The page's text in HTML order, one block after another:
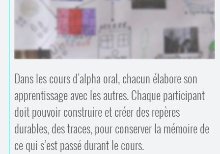
Bienvenue en Belgique
Trouver un lieu d’alphabétisation
Dans les cours d’alpha oral, chacun élabore son
apprentissage avec les autres. Chaque participant
doit pouvoir construire et créer des repères
durables, des traces, pour conserver la mémoire de
ce qui s’est passé durant le cours.